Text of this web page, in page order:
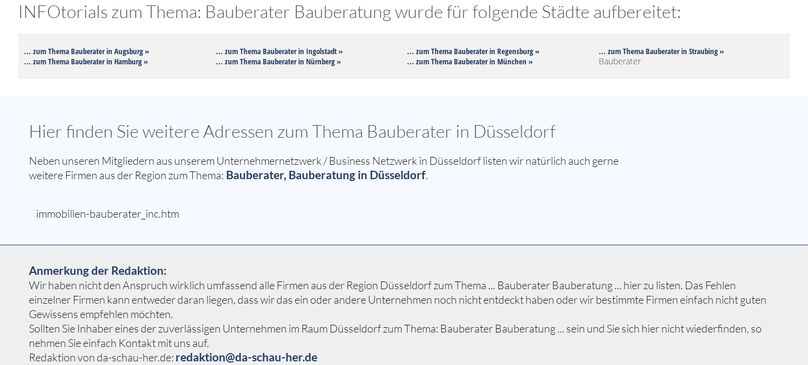
INFOtorials zum Thema: Bauberater Bauberatung wurde für folgende Städte aufbereitet:
... zum Thema Bauberater in Augsburg »
... zum Thema Bauberater in Hamburg »
... zum Thema Bauberater in Ingolstadt »
... zum Thema Bauberater in Nürnberg »
... zum Thema Bauberater in Regensburg »
... zum Thema Bauberater in München »
... zum Thema Bauberater in Straubing »
Bauberater
Hier finden Sie weitere Adressen zum Thema Bauberater in Düsseldorf
Neben unseren Mitgliedern aus unserem Unternehmernetzwerk / Business Netzwerk in Düsseldorf listen wir natürlich auch gerne
weitere Firmen aus der Region zum Thema: Bauberater, Bauberatung in Düsseldorf.
immobilien-bauberater_inc.htm
Anmerkung der Redaktion:
Wir haben nicht den Anspruch wirklich umfassend alle Firmen aus der Region Düsseldorf zum Thema ... Bauberater Bauberatung ... hier zu listen. Das Fehlen
einzelner Firmen kann entweder daran liegen, dass wir das ein oder andere Unternehmen noch nicht entdeckt haben oder wir bestimmte Firmen einfach nicht guten
Gewissens empfehlen möchten.
Sollten Sie Inhaber eines der zuverlässigen Unternehmen im Raum Düsseldorf zum Thema: Bauberater Bauberatung ... sein und Sie sich hier nicht wiederfinden, so
nehmen Sie einfach Kontakt mit uns auf.
Redaktion von da-schau-her.de: redaktion@da-schau-her.de